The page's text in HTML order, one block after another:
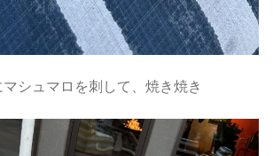
シュマロを刺して、焼き焼き